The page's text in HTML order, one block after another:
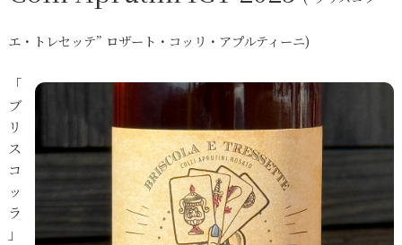
エ・トレセッテ” ロザート・コッリ・アプルティーニ)
「
ブ
リ
ス
コ
ッ
ラ
」